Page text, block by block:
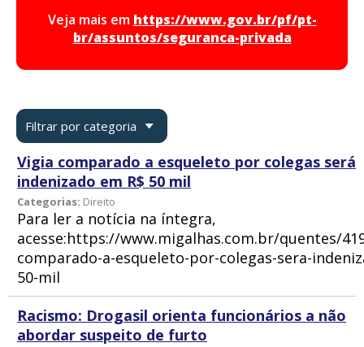
Veja mais em https://www.gov.br/pf/pt-
br/assuntos/seguranca-privada
Filtrar por categoria
Vigia comparado a esqueleto por colegas será
indenizado em R$ 50 mil
Categorias: Direito
Para ler a notícia na íntegra,
acesse:https://www.migalhas.com.br/quentes/
comparado-a-esqueleto-por-colegas-sera-
50-mil
Racismo: Drogasil orienta funcionários a não
abordar suspeito de furto